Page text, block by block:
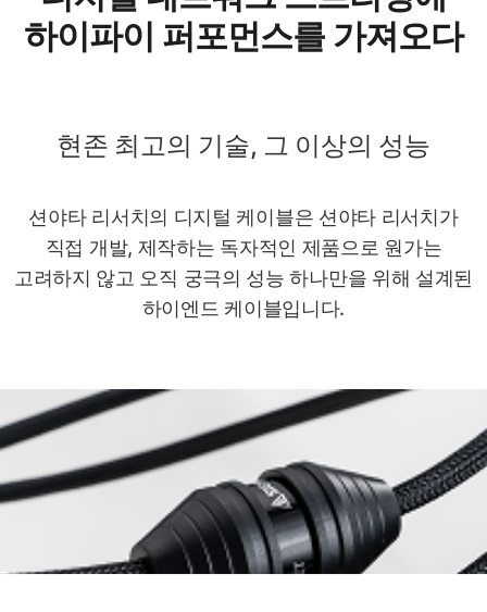
하이파이 퍼포먼스를 가져오다
현존 최고의 기술, 그 이상의 성능
션야타 리서치의 디지털 케이블은 션야타 리서치가
직접 개발, 제작하는 독자적인 제품으로 원가는
고려하지 않고 오직 궁극의 성능 하나만을 위해 설계된
하이엔드 케이블입니다.